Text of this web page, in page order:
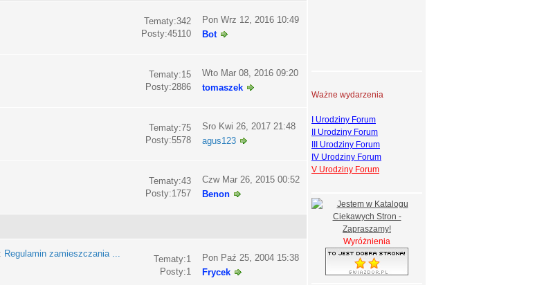
Tematy:342
Posty:45110
Pon Wrz 12, 2016 10:49
Bot
Tematy:15
Posty:2886
Wto Mar 08, 2016 09:20
tomaszek
Tematy:75
Posty:5578
Sro Kwi 26, 2017 21:48
agus123
Tematy:43
Posty:1757
Czw Mar 26, 2015 00:52
Benon
Regulamin zamieszczania ...
Tematy:1
Posty:1
Pon Paź 25, 2004 15:38
Frycek
Ważne wydarzenia
I Urodziny Forum
II Urodziny Forum
III Urodziny Forum
IV Urodziny Forum
V Urodziny Forum
Wyróżnienia